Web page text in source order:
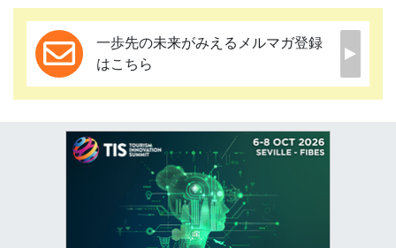
一歩先の未来がみえるメルマガ登録
はこちら